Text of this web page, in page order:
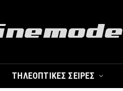
ΤΗΛΕΟΠΤΙΚΈΣ ΣΕΙΡΈΣ